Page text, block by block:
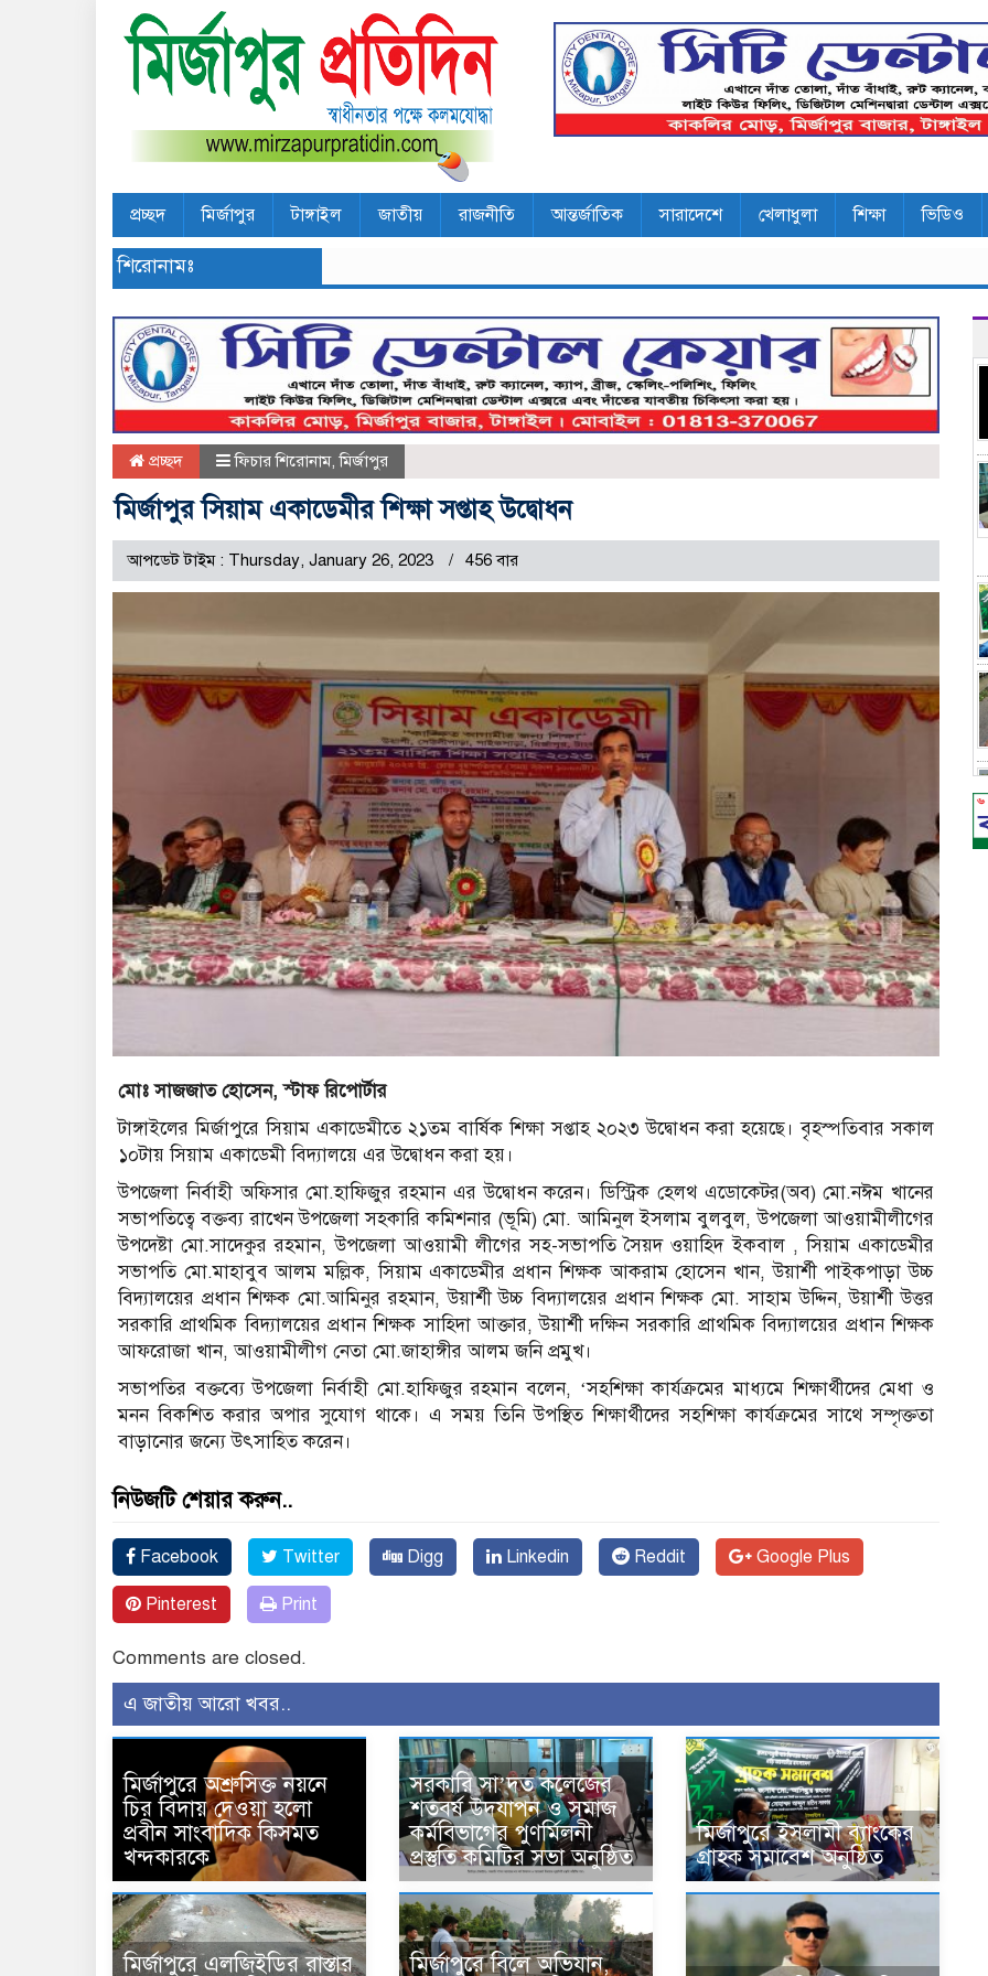
প্রচ্ছদ মির্জাপুর টাঙ্গাইল জাতীয় রাজনীতি আন্তর্জাতিক সারাদেশে খেলাধুলা শিক্ষা ভিডিও
শিরোনামঃ
প্রচ্ছদ ফিচার শিরোনাম,মির্জাপুর
মির্জাপুর সিয়াম একাডেমীর শিক্ষা সপ্তাহ উদ্বোধন
আপডেট টাইম : Thursday, January 26, 2023 456 বার
মোঃ সাজজাত হোসেন, স্টাফ রিপোর্টার
টাঙ্গাইলের মির্জাপুরে সিয়াম একাডেমীতে ২১তম বার্ষিক শিক্ষা সপ্তাহ ২০২৩ উদ্বোধন করা হয়েছে। বৃহস্পতিবার সকাল
১০টায় সিয়াম একাডেমী বিদ্যালয়ে এর উদ্বোধন করা হয়।
উপজেলা নির্বাহী অফিসার মো.হাফিজুর রহমান এর উদ্বোধন করেন। ডিস্ট্রিক হেলথ এডোকেটর(অব) মো.নঈম খানের
সভাপতিত্বে বক্তব্য রাখেন উপজেলা সহকারি কমিশনার (ভূমি) মো. আমিনুল ইসলাম বুলবুল, উপজেলা আওয়ামীলীগের
উপদেষ্টা মো.সাদেকুর রহমান, উপজেলা আওয়ামী লীগের সহ-সভাপতি সৈয়দ ওয়াহিদ ইকবাল , সিয়াম একাডেমীর
সভাপতি মো.মাহাবুব আলম মল্লিক, সিয়াম একাডেমীর প্রধান শিক্ষক আকরাম হোসেন খান, উয়ার্শী পাইকপাড়া উচ্চ
বিদ্যালয়ের প্রধান শিক্ষক মো.আমিনুর রহমান, উয়ার্শী উচ্চ বিদ্যালয়ের প্রধান শিক্ষক মো. সাহাম উদ্দিন, উয়ার্শী উত্তর
সরকারি প্রাথমিক বিদ্যালয়ের প্রধান শিক্ষক সাহিদা আক্তার, উয়ার্শী দক্ষিন সরকারি প্রাথমিক বিদ্যালয়ের প্রধান শিক্ষক
আফরোজা খান, আওয়ামীলীগ নেতা মো.জাহাঙ্গীর আলম জনি প্রমুখ।
সভাপতির বক্তব্যে উপজেলা নির্বাহী মো.হাফিজুর রহমান বলেন, ‘সহশিক্ষা কার্যক্রমের মাধ্যমে শিক্ষার্থীদের মেধা ও
মনন বিকশিত করার অপার সুযোগ থাকে। এ সময় তিনি উপস্থিত শিক্ষার্থীদের সহশিক্ষা কার্যক্রমের সাথে সম্পৃক্ততা
বাড়ানোর জন্যে উৎসাহিত করেন।
নিউজটি শেয়ার করুন..
Facebook Twitter Digg Linkedin Reddit Google Plus
Pinterest Print
Comments are closed.
এ জাতীয় আরো খবর..
মির্জাপুরে অশ্রুসিক্ত নয়নে
চির বিদায় দেওয়া হলো
প্রবীন সাংবাদিক কিসমত
খন্দকারকে
সরকারি সা’দত কলেজের
শতবর্ষ উদযাপন ও সমাজ
কর্মবিভাগের পুণর্মিলনী
প্রস্তুতি কমিটির সভা অনুষ্ঠিত
মির্জাপুরে ইসলামী ব্যাংকের
গ্রাহক সমাবেশ অনুষ্ঠিত
মির্জাপুরে এলজিইডির রাস্তার
মির্জাপুরে বিলে অভিযান,